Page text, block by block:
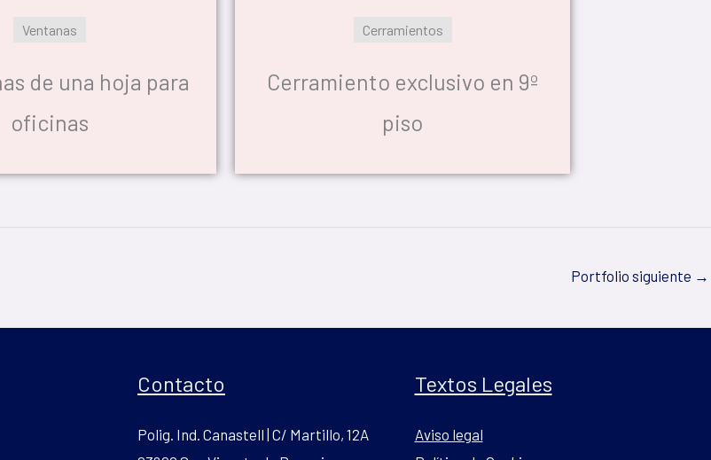
Ventanas
de una hoja para
oficinas
Cerramientos
Cerramiento exclusivo en 9º
piso
Portfolio siguiente →
Contacto
Polig. Ind. Canastell | C/ Martillo, 12A
Textos Legales
Aviso legal